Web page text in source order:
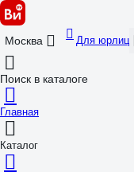
Москва Для юрлиц
Поиск в каталоге
Главная
Каталог